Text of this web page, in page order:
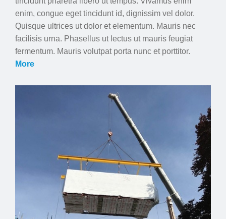
enim, congue eget tincidunt id, dignissim vel dolor.
Quisque ultrices ut dolor et elementum. Mauris nec
facilisis urna. Phasellus ut lectus ut mauris feugiat
fermentum. Mauris volutpat porta nunc et porttitor.
More